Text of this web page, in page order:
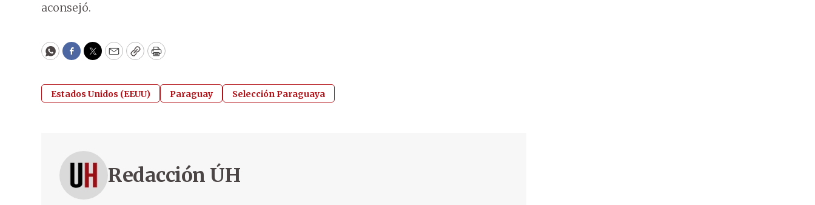
aconsejó.
WhatsApp
Facebook
Twitter
EmailCopyPrint
Estados Unidos (EEUU) Paraguay Selección Paraguaya
Redacción ÚH